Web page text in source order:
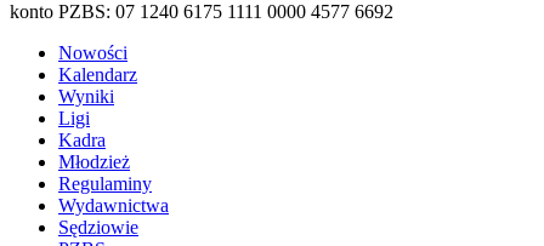
konto PZBS: 07 1240 6175 1111 0000 4577 6692
Nowości
Kalendarz
Wyniki
Ligi
Kadra
Młodzież
Regulaminy
Wydawnictwa
Sędziowie